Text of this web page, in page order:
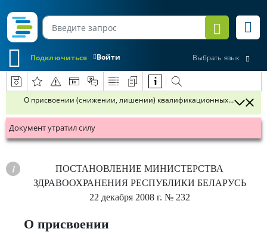
Войти
Подключиться Выбрать язык
О присвоении (снижении, лишении) квалификационных
Документ утратил силу
ПОСТАНОВЛЕНИЕ МИНИСТЕРСТВА
ЗДРАВООХРАНЕНИЯ РЕСПУБЛИКИ БЕЛАРУСЬ
22 декабря 2008 г. № 232
О присвоении